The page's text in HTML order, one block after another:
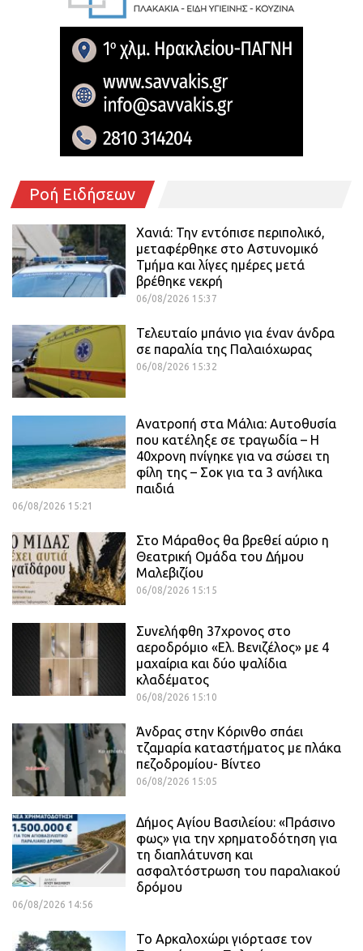
Ροή Ειδήσεων
Χανιά: Την εντόπισε περιπολικό,
μεταφέρθηκε στο Αστυνομικό
Τμήμα και λίγες ημέρες μετά
βρέθηκε νεκρή
06/08/2026 15:37
Τελευταίο μπάνιο για έναν άνδρα
σε παραλία της Παλαιόχωρας
06/08/2026 15:32
Ανατροπή στα Μάλια: Αυτοθυσία
που κατέληξε σε τραγωδία – Η
40χρονη πνίγηκε για να σώσει τη
φίλη της – Σοκ για τα 3 ανήλικα
παιδιά
06/08/2026 15:21
Στο Μάραθος θα βρεθεί αύριο η
Θεατρική Ομάδα του Δήμου
Μαλεβιζίου
06/08/2026 15:15
Συνελήφθη 37χρονος στο
αεροδρόμιο «Ελ. Βενιζέλος» με 4
μαχαίρια και δύο ψαλίδια
κλαδέματος
06/08/2026 15:10
Άνδρας στην Κόρινθο σπάει
τζαμαρία καταστήματος με πλάκα
πεζοδρομίου- Βίντεο
06/08/2026 15:05
Δήμος Αγίου Βασιλείου: «Πράσινο
φως» για την χρηματοδότηση για
τη διαπλάτυνση και
ασφαλτόστρωση του παραλιακού
δρόμου
06/08/2026 14:56
Το Αρκαλοχώρι γιόρτασε τον